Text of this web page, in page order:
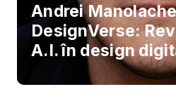
Andrei
DesignVerse:
A.I. în design